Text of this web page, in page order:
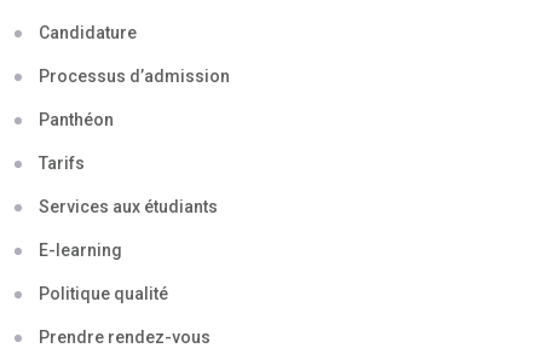
Candidature
Processus d’admission
Panthéon
Tarifs
Services aux étudiants
E-learning
Politique qualité
Prendre rendez-vous